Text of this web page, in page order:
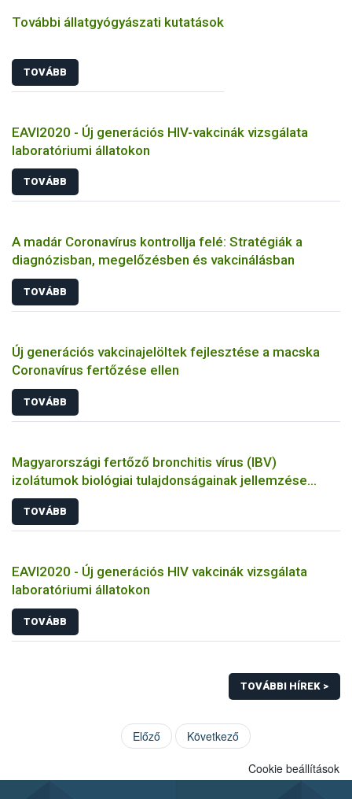
További állatgyógyászati kutatások
TOVÁBB
EAVI2020 - Új generációs HIV-vakcinák vizsgálata
laboratóriumi állatokon
TOVÁBB
A madár Coronavírus kontrollja felé: Stratégiák a
diagnózisban, megelőzésben és vakcinálásban
TOVÁBB
Új generációs vakcinajelöltek fejlesztése a macska
Coronavírus fertőzése ellen
TOVÁBB
Magyarországi fertőző bronchitis vírus (IBV)
izolátumok biológiai tulajdonságainak jellemzése
állatkísérletes és molekuláris biológiai eszközökkel
TOVÁBB
EAVI2020 - Új generációs HIV vakcinák vizsgálata
laboratóriumi állatokon
TOVÁBB
TOVÁBBI HÍREK >
Előző Következő
Cookie beállítások